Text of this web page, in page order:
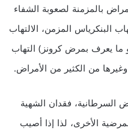
بالمزمنة لصعوبة الشفاء
البنكرياس المزمن، الالتهاب
ما يعرف بمرض كرونز) التهاب
من الكثير من الأمراض.
السرطانية، فقدان الشهية
الأخرى، لذا إذا أصيب